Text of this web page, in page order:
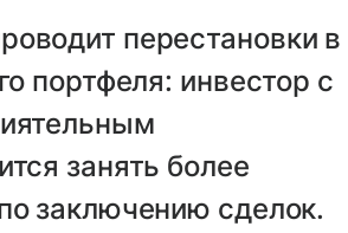
перестановки в
портфеля: инвестор с
занять более
заключению сделок.